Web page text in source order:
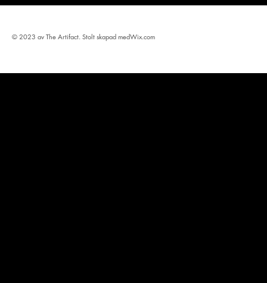
© 2023 av The Artifact. Stolt skapad medWix.com